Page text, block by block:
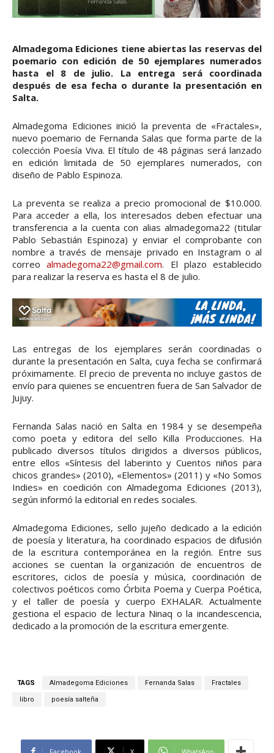
Almadegoma Ediciones tiene abiertas las reservas del
poemario con edición de 50 ejemplares numerados
hasta el 8 de julio. La entrega será coordinada
después de esa fecha o durante la presentación en
Salta.
Almadegoma Ediciones inició la preventa de «Fractales»,
nuevo poemario de Fernanda Salas que forma parte de la
colección Poesía Viva. El título de 48 páginas será lanzado
en edición limitada de 50 ejemplares numerados, con
diseño de Pablo Espinoza.
La preventa se realiza a precio promocional de $10.000.
Para acceder a ella, los interesados deben efectuar una
transferencia a la cuenta con alias almadegoma22 (titular
Pablo Sebastián Espinoza) y enviar el comprobante con
nombre a través de mensaje privado en Instagram o al
correoalmadegoma22@gmail.com. El plazo establecido
para realizar la reserva es hasta el 8 de julio.
Las entregas de los ejemplares serán coordinadas o
durante la presentación en Salta, cuya fecha se confirmará
próximamente. El precio de preventa no incluye gastos de
envío para quienes se encuentren fuera de San Salvador de
Jujuy.
Fernanda Salas nació en Salta en 1984 y se desempeña
como poeta y editora del sello Killa Producciones. Ha
publicado diversos títulos dirigidos a diversos públicos,
entre ellos «Síntesis del laberinto y Cuentos niños para
chicos grandes» (2010), «Elementos» (2011) y «No Somos
Indies» en coedición con Almadegoma Ediciones (2013),
según informó la editorial en redes sociales.
Almadegoma Ediciones, sello jujeño dedicado a la edición
de poesía y literatura, ha coordinado espacios de difusión
de la escritura contemporánea en la región. Entre sus
acciones se cuentan la organización de encuentros de
escritores, ciclos de poesía y música, coordinación de
colectivos poéticos como Órbita Poema y Cuerpa Poética,
y el taller de poesía y cuerpo EXHALAR. Actualmente
gestiona el espacio de lectura Ninaq o la incandescencia,
dedicado a la promoción de la escritura emergente.
TAGS Almadegoma Ediciones Fernanda Salas Fractales
libro poesía salteña